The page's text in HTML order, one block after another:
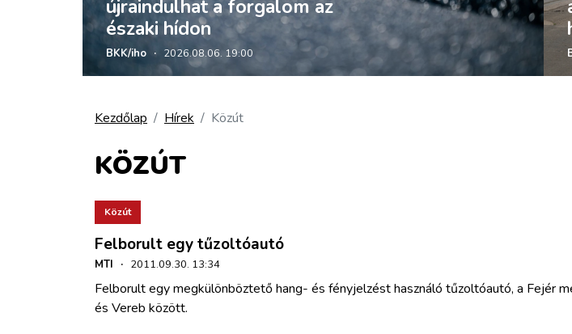
HAJÓZÁS
ARCHÍVUM
WEBSHOP
BELÉPÉS
REGISZTRÁCIÓ
újraindulhat a forgalom az
északi hídon
BKK/iho · 2026.08.06. 19:00
Kezdőlap Hírek Közút
KÖZÚT
Közút
Felborult egy tűzoltóautó
MTI · 2011.09.30. 13:34
Felborult egy megkülönböztető hang- és fényjelzést használó tűzoltóautó, a Fejér
és Vereb között.